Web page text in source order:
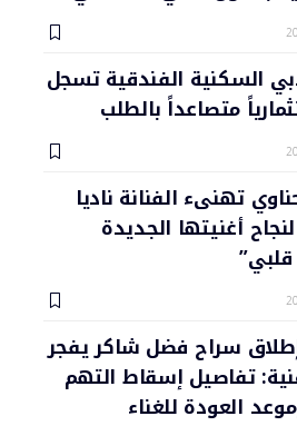
السكنية الفندقية تسجل
متصاعداً بالطلب
تهنىء الفنانة ناديا
أغنيتها الجديدة
سراح فضل شاكر يفجر
تفاصيل إسقاط التهم
العودة للغناء